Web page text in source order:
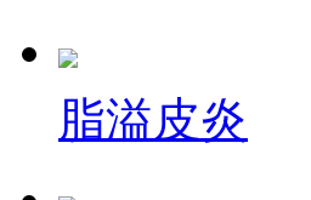
脂溢皮炎